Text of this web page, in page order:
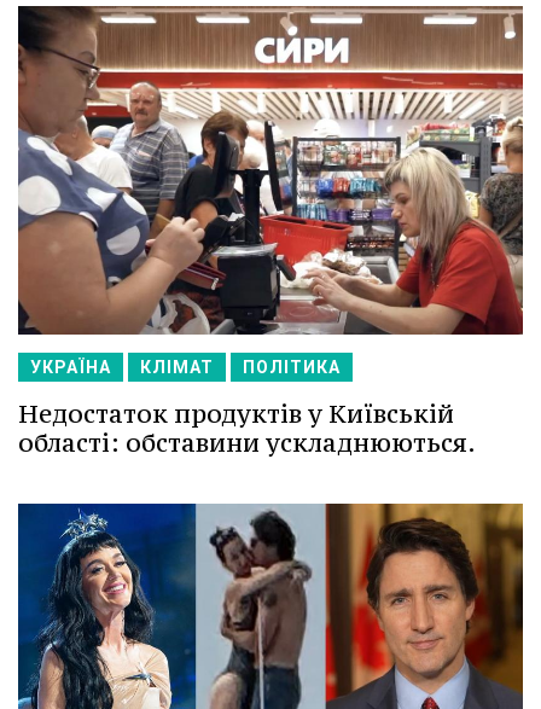
УКРАЇНА КЛІМАТ ПОЛІТИКА
Недостаток продуктів у Київській
області: обставини ускладнюються.